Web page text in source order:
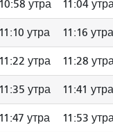
10:58 утра 11:04
11:10 утра 11:16 утра
11:22 утра 11:28
11:35 утра 11:41 утра
11:47 утра 11:53